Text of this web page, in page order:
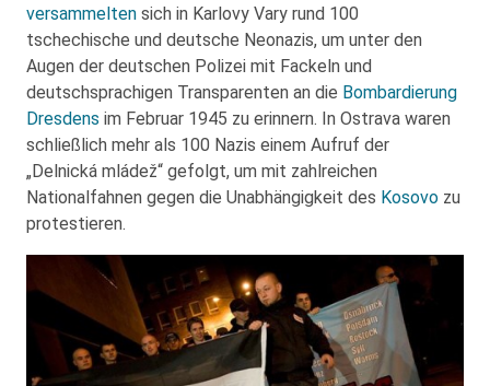
versammelten sich in Karlovy Vary rund 100
tschechische und deutsche Neonazis, um unter den
Augen der deutschen Polizei mit Fackeln und
deutschsprachigen Transparenten an die Bombardierung
Dresdens im Februar 1945 zu erinnern. In Ostrava waren
schließlich mehr als 100 Nazis einem Aufruf der
„Delnická mládež“ gefolgt, um mit zahlreichen
Nationalfahnen gegen die Unabhängigkeit des Kosovo zu
protestieren.